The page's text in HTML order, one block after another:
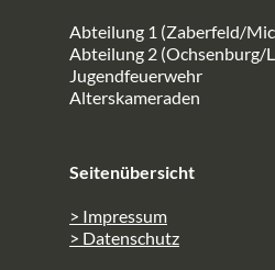
Abteilung 1 (Zaberfeld/
Abteilung 2 (Ochsenburg/
Jugendfeuerwehr
Alterskameraden
Seitenübersicht
> Impressum
> Datenschutz